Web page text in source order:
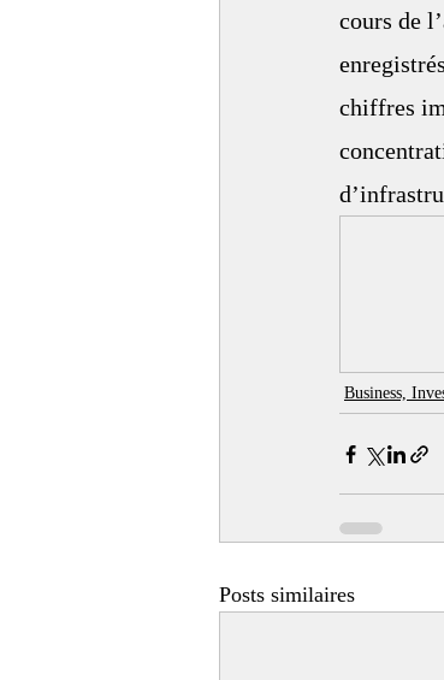
cours de
chiffres
Business,
Posts similaires